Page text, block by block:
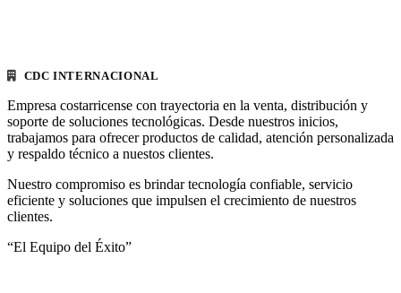
CDC INTERNACIONAL
Empresa costarricense con trayectoria en la venta, distribución y
soporte de soluciones tecnológicas. Desde nuestros inicios,
trabajamos para ofrecer productos de calidad, atención personalizada
y respaldo técnico a nuestos clientes.
Nuestro compromiso es brindar tecnología confiable, servicio
eficiente y soluciones que impulsen el crecimiento de nuestros
clientes.
“El Equipo del Éxito”